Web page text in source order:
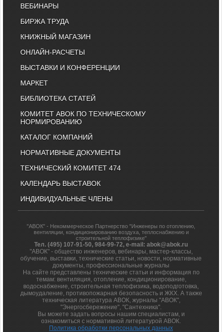
ВЕБИНАРЫ
БИРЖА ТРУДА
КНИЖНЫЙ МАГАЗИН
ОНЛАЙН-РАСЧЕТЫ
ВЫСТАВКИ И КОНФЕРЕНЦИИ
МАРКЕТ
БИБЛИОТЕКА СТАТЕЙ
КОМИТЕТ АВОК ПО ТЕХНИЧЕСКОМУ
НОРМИРОВАНИЮ
КАТАЛОГ КОМПАНИЙ
НОРМАТИВНЫЕ ДОКУМЕНТЫ
ТЕХНИЧЕСКИЙ КОМИТЕТ 474
КАЛЕНДАРЬ ВЫСТАВОК
ИНДИВИДУАЛЬНЫЕ ЧЛЕНЫ
"АВОК" - Некоммерческое Партнерство "Инженеры по отоплению,
вентиляции, кондиционированию воздуха, теплоснабжению и
строительной теплофизике"
Тел. (495) 107-91-50, 984-99-72, e-mail: abok@abok.ru
"АВОК" - общество инженеров, вебинары, мастер-классы,
обучение, выставки, технические статьи, новости, нормативные
документы, профессиональные журналы
На сайте представлены технические статьи и информация по
темам: вентиляция, отопление, кондиционирование,
водоснабжение, строительная теплофизика, водоподготовка,
дымоудаление, противопожарная безопасность и ЖКХ. А также
техническая литература АВОК, журналы "АВОК",
"Энергосбережение", "Сантехника".
Вы можете задать вопросы нашим специалистам, и
ознакомиться с нормативной литературой АВОК.
Политика обработки персональных данных